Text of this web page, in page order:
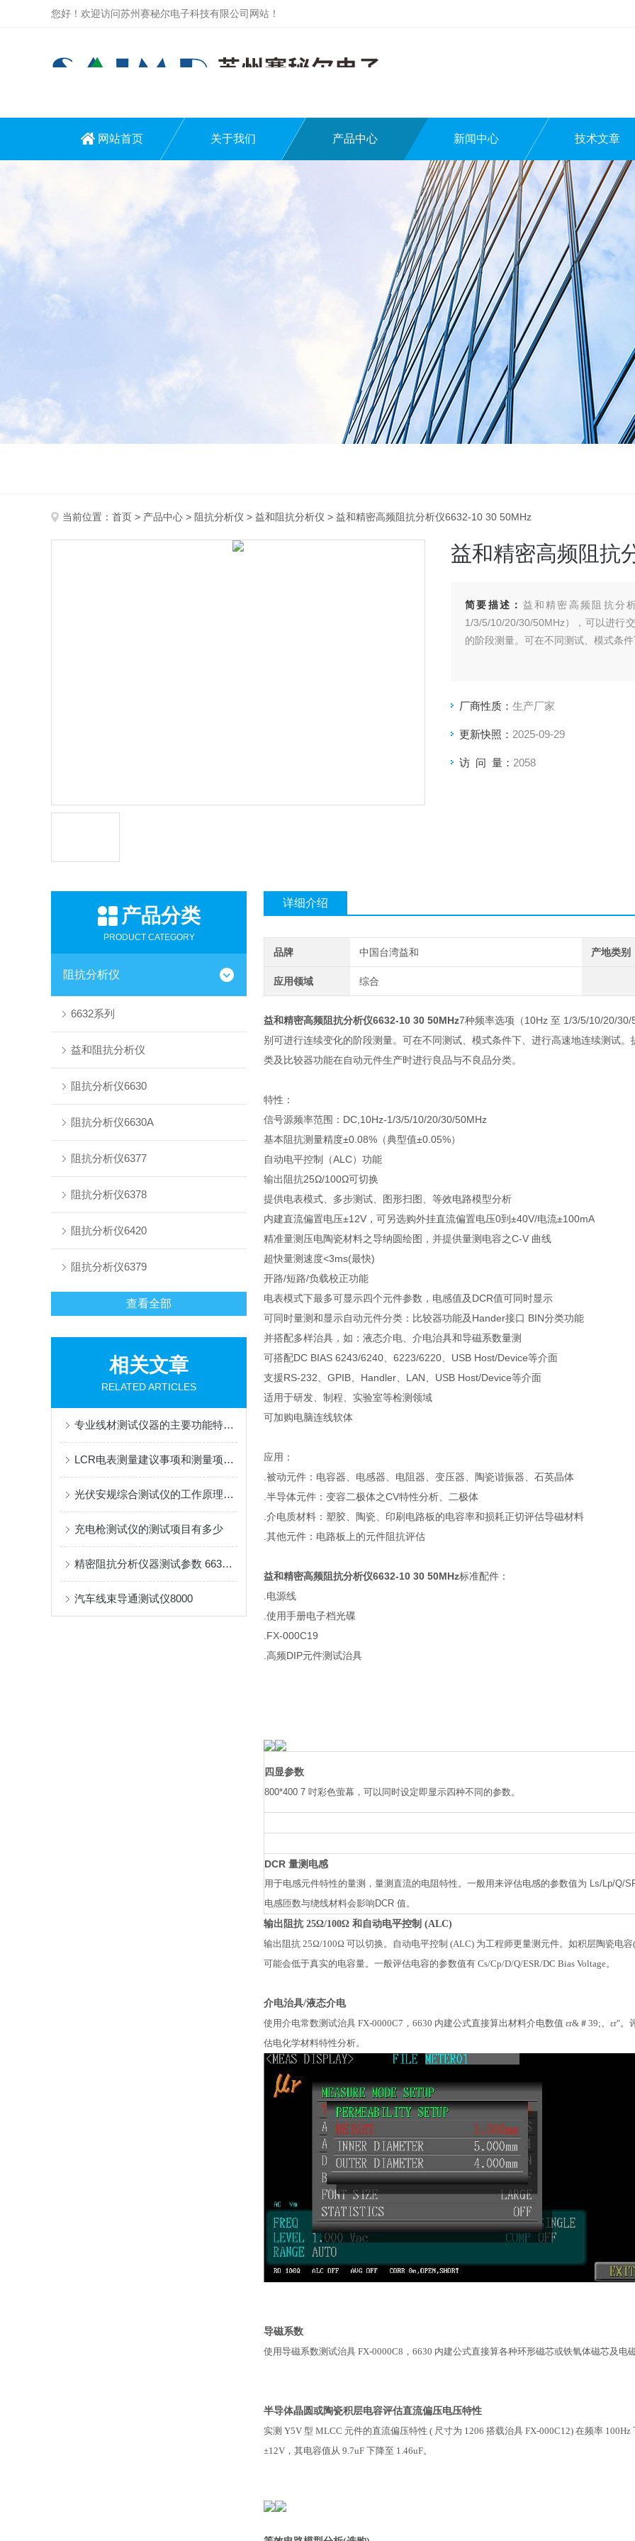
您好！欢迎访问苏州赛秘尔电子科技有限公司网站！
网站首页 关于我们 产品中心 新闻中心 技术文章
当前位置： 首页 > 产品中心 > 阻抗分析仪 > 益和阻抗分析仪 > 益和精密高频阻抗分析仪6632-10 30 50MHz
益和精密高频阻抗
简要描述： 益和精密高频阻抗分
1/3/5/10/20/30/50MHz），可以进行
的阶段测量。可在不同测试、模式条
厂商性质： 生产厂家
更新快照： 2025-09-29
访 问 量： 2058
产品分类
PRODUCT CATEGORY
阻抗分析仪
6632系列
益和阻抗分析仪
阻抗分析仪6630
阻抗分析仪6630A
阻抗分析仪6377
阻抗分析仪6378
阻抗分析仪6420
阻抗分析仪6379
查看全部
相关文章
RELATED ARTICLES
专业线材测试仪器的主要功能特点介绍
LCR电表测量建议事项和测量项目介绍
光伏安规综合测试仪的工作原理与应用
充电枪测试仪的测试项目有多少
精密阻抗分析仪器测试参数 6632 20S
汽车线束导通测试仪8000
详细介绍
品牌 中国台湾益和 产地类别
应用领域 综合
益和精密高频阻抗分析仪6632-10 30 50MHz7种频率选项（10Hz 至 1/3/5/10/20/
别可进行连续变化的阶段测量。可在不同测试、模式条件下、进行高速地连续测试
类及比较器功能在自动元件生产时进行良品与不良品分类。
特性：
信号源频率范围：DC,10Hz-1/3/5/10/20/30/50MHz
基本阻抗测量精度±0.08%（典型值±0.05%）
自动电平控制（ALC）功能
输出阻抗25Ω/100Ω可切换
提供电表模式、多步测试、图形扫图、等效电路模型分析
内建直流偏置电压±12V，可另选购外挂直流偏置电压0到±40V/电流±100mA
精准量测压电陶瓷材料之导纳圆绘图，并提供量测电容之C-V 曲线
超快量测速度<3ms(最快)
开路/短路/负载校正功能
电表模式下最多可显示四个元件参数，电感值及DCR值可同时显示
可同时量测和显示自动元件分类：比较器功能及Hander接口 BIN分类功能
并搭配多样治具，如：液态介电、介电治具和导磁系数量测
可搭配DC BIAS 6243/6240、6223/6220、USB Host/Device等介面
支援RS-232、GPIB、Handler、LAN、USB Host/Device等介面
适用于研发、制程、实验室等检测领域
可加购电脑连线软体
应用：
.被动元件：电容器、电感器、电阻器、变压器、陶瓷谐振器、石英晶体
.半导体元件：变容二极体之CV特性分析、二极体
.介电质材料：塑胶、陶瓷、印刷电路板的电容率和损耗正切评估导磁材料
.其他元件：电路板上的元件阻抗评估
益和精密高频阻抗分析仪6632-10 30 50MHz标准配件：
.电源线
.使用手册电子档光碟
.FX-000C19
.高频DIP元件测试治具
四显参数
800*400 7 吋彩色萤幕，可以同时设定即显示四种不同的参数。
DCR 量测电感
用于电感元件特性的量测，量测直流的电阻特性。一般用来评估电感的参数值为 Ls/Lp/Q/
电感匝数与绕线材料会影响DCR 值。
输出阻抗 25Ω/100Ω 和自动电平控制 (ALC)
输出阻抗 25Ω/100Ω 可以切换。自动电平控制 (ALC) 为工程师更量测元件。如积层陶瓷电
可能会低于真实的电容量。一般评估电容的参数值有 Cs/Cp/D/Q/ESR/DC Bias Voltage。
介电治具/液态介电
使用介电常数测试治具 FX-0000C7，6630 内建公式直接算出材料介电数值 εr&＃39;、εr"
估电化学材料特性分析。
导磁系数
使用导磁系数测试治具 FX-0000C8，6630 内建公式直接算各种环形磁芯或铁氧体磁芯及电
半导体晶圆或陶瓷积层电容评估直流偏压电压特性
实测 Y5V 型 MLCC 元件的直流偏压特性 ( 尺寸为 1206 搭载治具 FX-000C12) 在频率
±12V，其电容值从 9.7uF 下降至 1.46uF。